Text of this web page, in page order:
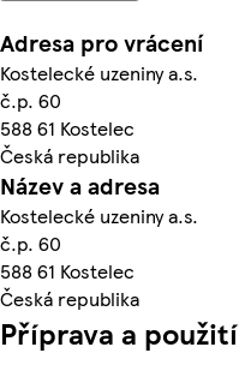
Adresa pro vrácení
Kostelecké uzeniny a.s.
č.p. 60
588 61 Kostelec
Česká republika
Název a adresa
Kostelecké uzeniny a.s.
č.p. 60
588 61 Kostelec
Česká republika
Příprava a použití